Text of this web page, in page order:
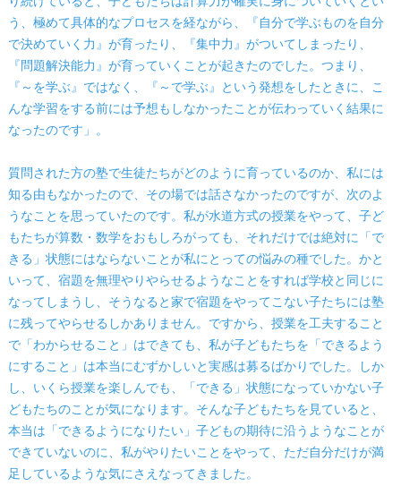
う、極めて具体的なプロセスを経ながら、『自分で学ぶものを自分
で決めていく力』が育ったり、『集中力』がついてしまったり、
『問題解決能力』が育っていくことが起きたのでした。つまり、
『～を学ぶ』ではなく、『～で学ぶ』という発想をしたときに、こ
んな学習をする前には予想もしなかったことが伝わっていく結果に
なったのです」。
質問された方の塾で生徒たちがどのように育っているのか、私には
知る由もなかったので、その場では話さなかったのですが、次のよ
うなことを思っていたのです。私が水道方式の授業をやって、子ど
もたちが算数・数学をおもしろがっても、それだけでは絶対に「で
きる」状態にはならないことが私にとっての悩みの種でした。かと
いって、宿題を無理やりやらせるようなことをすれば学校と同じに
なってしまうし、そうなると家で宿題をやってこない子たちには塾
に残ってやらせるしかありません。ですから、授業を工夫すること
で「わからせること」はできても、私が子どもたちを「できるよう
にすること」は本当にむずかしいと実感は募るばかりでした。しか
し、いくら授業を楽しんでも、「できる」状態になっていかない子
どもたちのことが気になります。そんな子どもたちを見ていると、
本当は「できるようになりたい」子どもの期待に沿うようなことが
できていないのに、私がやりたいことをやって、ただ自分だけが満
足しているような気にさえなってきました。